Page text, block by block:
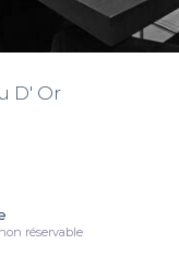
D' Or
réservable